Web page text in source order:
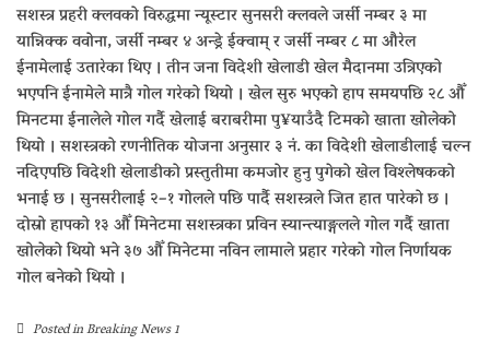
सशस्त्र प्रहरी क्लवको विरुद्धमा न्यूस्टार सुनसरी क्लवले जर्सी नम्बर ३ मा
यान्निक्क ववोना, जर्सी नम्बर ४ अन्ड्रे ईक्वाम् र जर्सी नम्बर ८ मा औरेल
ईनामेलाई उतारेका थिए । तीन जना विदेशी खेलाडी खेल मैदानमा उत्रिएको
भएपनि ईनामेले मात्रै गोल गरेको थियो । खेल सुरु भएको हाप समयपछि २८ औँ
मिनटमा ईनालेले गोल गर्दै खेलाई बराबरीमा पु¥याउँदै टिमको खाता खोलेको
थियो । सशस्त्रको रणनीतिक योजना अनुसार ३ नं. का विदेशी खेलाडीलाई चल्न
नदिएपछि विदेशी खेलाडीको प्रस्तुतीमा कमजोर हुनु पुगेको खेल विश्लेषकको
भनाई छ । सुनसरीलाई २–१ गोलले पछि पार्दै सशस्त्रले जित हात पारेको छ ।
दोस्रो हापको १३ औँ मिनेटमा सशस्त्रका प्रविन स्यान्त्याङ्गलले गोल गर्दै खाता
खोलेको थियो भने ३७ औँ मिनेटमा नविन लामाले प्रहार गरेको गोल निर्णायक
गोल बनेको थियो ।
Posted inBreaking News 1